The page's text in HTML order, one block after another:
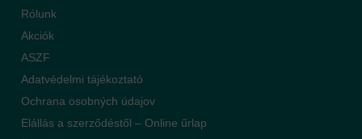
Rólunk
Akciók
ASZF
Adatvédelmi tájékoztató
Ochrana osobných údajov
Elállás a szerződéstől – Online űrlap